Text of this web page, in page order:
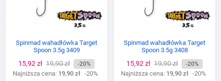
Spinmad wahadłówka Target
Spoon 3.5g 3409
Cena
15,92 zł Cena
podstawowa
19,90 zł -20%
Najniższa cena: 19,90 zł -20%
Spinmad wahadłówka Target
Spoon 3.5g 3408
Cena
15,92 zł Cena
podstawowa
19,90 zł -20%
Najniższa cena: 19,90 zł -20%